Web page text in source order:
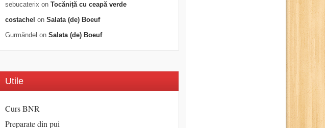
sebucaterix on Tocăniță cu ceapă verde
costachel on Salata (de) Boeuf
Gurmăndel on Salata (de) Boeuf
Utile
Curs BNR
Preparate din pui